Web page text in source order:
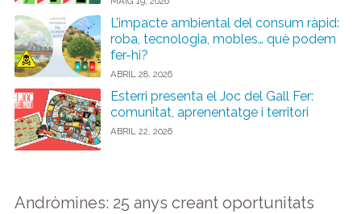
L’impacte ambiental del consum ràpid:
roba, tecnologia, mobles… què podem
fer-hi?
ABRIL 28, 2026
Esterri presenta el Joc del Gall Fer:
comunitat, aprenentatge i territori
ABRIL 22, 2026
Andròmines: 25 anys creant oportunitats